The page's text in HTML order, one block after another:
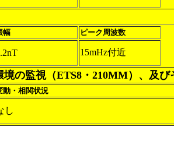
幅 ピーク周波数
15mHz付近
境の監視（ETS8・210MM）、及び
動・相関状況
し